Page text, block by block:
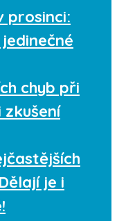
prosinci:
chyb při
je i